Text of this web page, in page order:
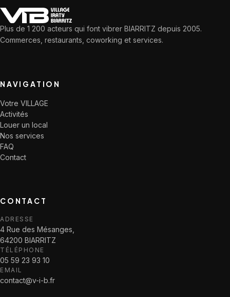
Plus de 1 200 acteurs qui font vibrer BIARRITZ depuis 2005.
Commerces, restaurants, coworking et services.
NAVIGATION
Votre VILLAGE
Activités
Louer un local
Nos services
FAQ
Contact
CONTACT
ADRESSE
4 Rue des Mésanges,
64200 BIARRITZ
TÉLÉPHONE
05 59 23 93 10
EMAIL
contact@v-i-b.fr